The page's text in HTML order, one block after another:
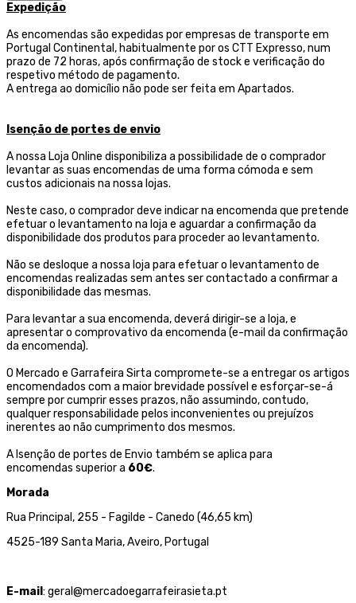
Expedição
As encomendas são expedidas por empresas de transporte em
Portugal Continental, habitualmente por os CTT Expresso,num
prazo de 72 horas, após confirmação de stock e verificação do
respetivo método de pagamento.
A entrega ao domicílio não pode ser feita em Apartados.
Isenção de portes de envio
A nossa Loja Online disponibiliza a possibilidade de o comprador
levantar as suas encomendas de uma forma cómoda e sem
custos adicionais na nossa lojas.
Neste caso, o comprador deve indicar na encomenda que pretende
efetuar o levantamento na loja e aguardar a confirmação da
disponibilidade dos produtos para proceder ao levantamento.
Não se desloque a nossa loja para efetuar o levantamento de
encomendas realizadas sem antes ser contactado a confirmar a
disponibilidade das mesmas.
Para levantar a sua encomenda, deverá dirigir-se a loja, e
apresentar o comprovativo da encomenda (e-mail da confirmação
da encomenda).
O Mercado e Garrafeira Sirta compromete-se a entregar os artigos
encomendados com a maior brevidade possível e esforçar-se-á
sempre por cumprir esses prazos, não assumindo, contudo,
qualquer responsabilidade pelos inconvenientes ou prejuízos
inerentes ao não cumprimento dos mesmos.
A Isenção de portes de Envio também se aplica para
encomendas superior a 60€.
Morada
Rua Principal, 255 - Fagilde - Canedo (46,65 km)
4525-189 Santa Maria, Aveiro, Portugal
E-mail: geral@mercadoegarrafeirasieta.pt